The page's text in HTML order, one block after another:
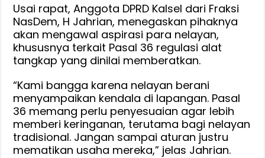
Usai rapat, Anggota DPRD Kalsel dari Fraksi
NasDem, H Jahrian, menegaskan pihaknya
akan mengawal aspirasi para nelayan,
khususnya terkait Pasal 36 regulasi alat
tangkap yang dinilai memberatkan.
“Kami bangga karena nelayan berani
menyampaikan kendala di lapangan. Pasal
36 memang perlu penyesuaian agar lebih
memberi keringanan, terutama bagi nelayan
tradisional. Jangan sampai aturan justru
mematikan usaha mereka,” jelas Jahrian.